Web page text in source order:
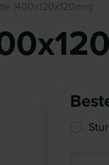
(400x120x120mm)